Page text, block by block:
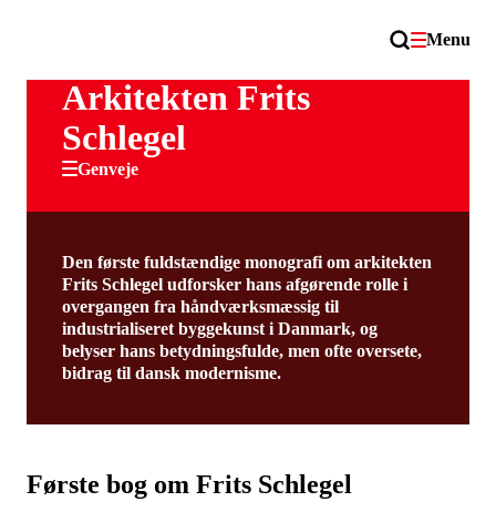
Menu
Arkitekten Frits
Schlegel
Genveje
Den første fuldstændige monografi om arkitekten
Frits Schlegel udforsker hans afgørende rolle i
overgangen fra håndværksmæssig til
industrialiseret byggekunst i Danmark, og
belyser hans betydningsfulde, men ofte oversete,
bidrag til dansk modernisme.
Første bog om Frits Schlegel